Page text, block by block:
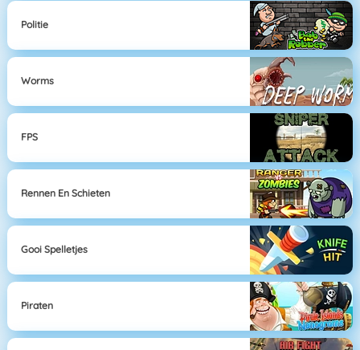
Politie
Worms
FPS
Rennen En Schieten
Gooi Spelletjes
Piraten